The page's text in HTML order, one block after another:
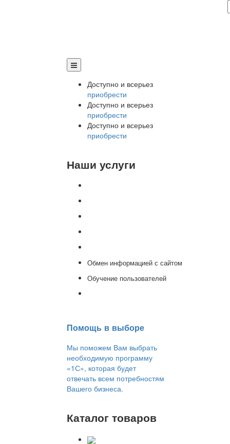
Доступно и всерьез
приобрести
Доступно и всерьез
приобрести
Доступно и всерьез
приобрести
Наши услуги
Обмен информацией с сайтом
Обучение пользователей
Помощь в выборе
Мы поможем Вам выбрать
необходимую программу
«1С», которая будет
отвечать всем потребностям
Вашего бизнеса.
Каталог товаров